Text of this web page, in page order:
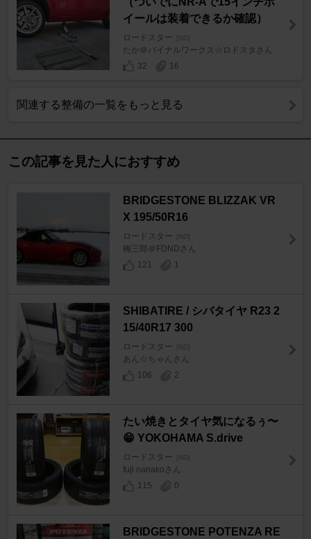
イールは装着できるか確認）
ロードスター [ND]
たか＠バイナルワークス☆ロドスタさん
32
16
関連する整備の一覧をもっと見る
この記事を見た人におすすめ
BRIDGESTONE BLIZZAK VR
X 195/50R16
ロードスター [ND]
梅三郎＠FDNDさん
121
1
SHIBATIRE / シバタイヤ R23 2
15/40R17 300
ロードスター [ND]
あん☆ちゃんさん
106
2
たい焼きとタイヤ気になるぅ〜
😁 YOKOHAMA S.drive
ロードスター [ND]
fuji nanakoさん
115
0
BRIDGESTONE POTENZA RE